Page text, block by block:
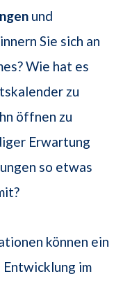
und
Sie sich an
Wie hat es
zu
öffnen zu
Erwartung
so etwas
können ein
im